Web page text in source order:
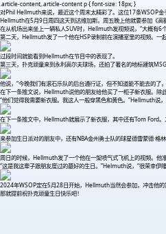
.article-content,.article-content p { font-size: 18px; }
对Phil Hellmuth来说，最近这个周末太精彩了。这位17条WSOP
Hellmuth在5月9日周四这天到达维加斯。周五晚上他就要参加《
在从机场出来坐上一辆私人SUV时，Hellmuth发视频说，“大概有6
第二天，Hellmuth发了一个他在HSP录制前在演播室里的视频。
过段时间就能看到Hellmuth在节目中的表现了。
第三天，扑克顽童来到永利高尔夫球场，还拍了著名的地标建筑
他说，“今晚我们有滚石乐队的后台通行证，但不知道能不能去的了
在下一条推文说，Hellmuth说他的朋友给他买了一柜子新衣服。除
“他们觉得我需要新衣服。我这人一般穿黑色和黄色。”Hellmuth说
在下一条推文中，Hellmuth就展示了新衣服，其中还有Tom Ford。
来参加生日派对的朋友中，还有NBA金州勇士队的球星德雷蒙德·格林
周日的时候，Hellmuth发了一个他在一架喷气式飞机上的视频。
“这是我这辈子跟朋友度过的蕞好的生日。”Helmuth说，“很荣幸伊
2024年WSOP定在5月28日开始，Hellmuth当然会参加，冲击他
那就提前祝扑克顽童生日快乐吧！